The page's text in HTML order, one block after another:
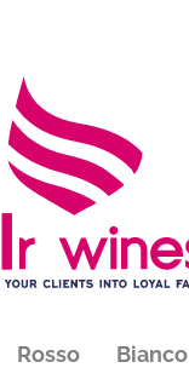
Rosso Bianco